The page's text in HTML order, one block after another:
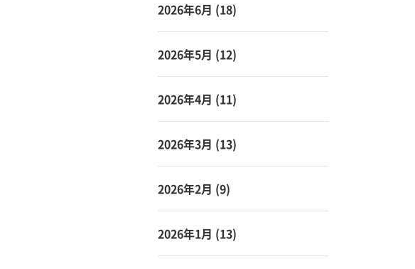
2026年6月 (18)
2026年5月 (12)
2026年4月 (11)
2026年3月 (13)
2026年2月 (9)
2026年1月 (13)